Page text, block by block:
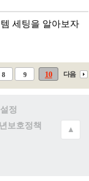
세팅을 알아보자
8 9 10 다음
설정
보호정책
▲